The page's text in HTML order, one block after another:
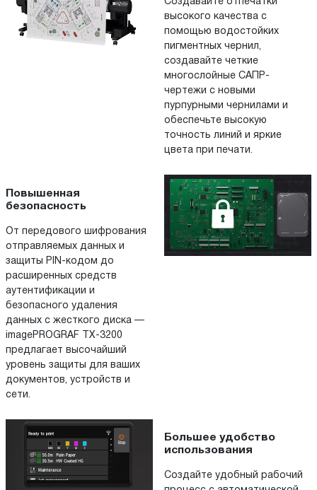
Создавайте отпечатки
высокого качества с
помощью водостойких
пигментных чернил,
создавайте четкие
многослойные САПР-
чертежи с новыми
пурпурными чернилами и
обеспечьте высокую
точность линий и яркие
цвета при печати.
Повышенная
безопасность
От передового шифрования
отправляемых данных и
защиты PIN-кодом до
расширенных средств
аутентификации и
безопасного удаления
данных с жесткого диска —
imagePROGRAF TX-3200
предлагает высочайший
уровень защиты для ваших
документов, устройств и
сети.
Большее удобство
использования
Создайте удобный рабочий